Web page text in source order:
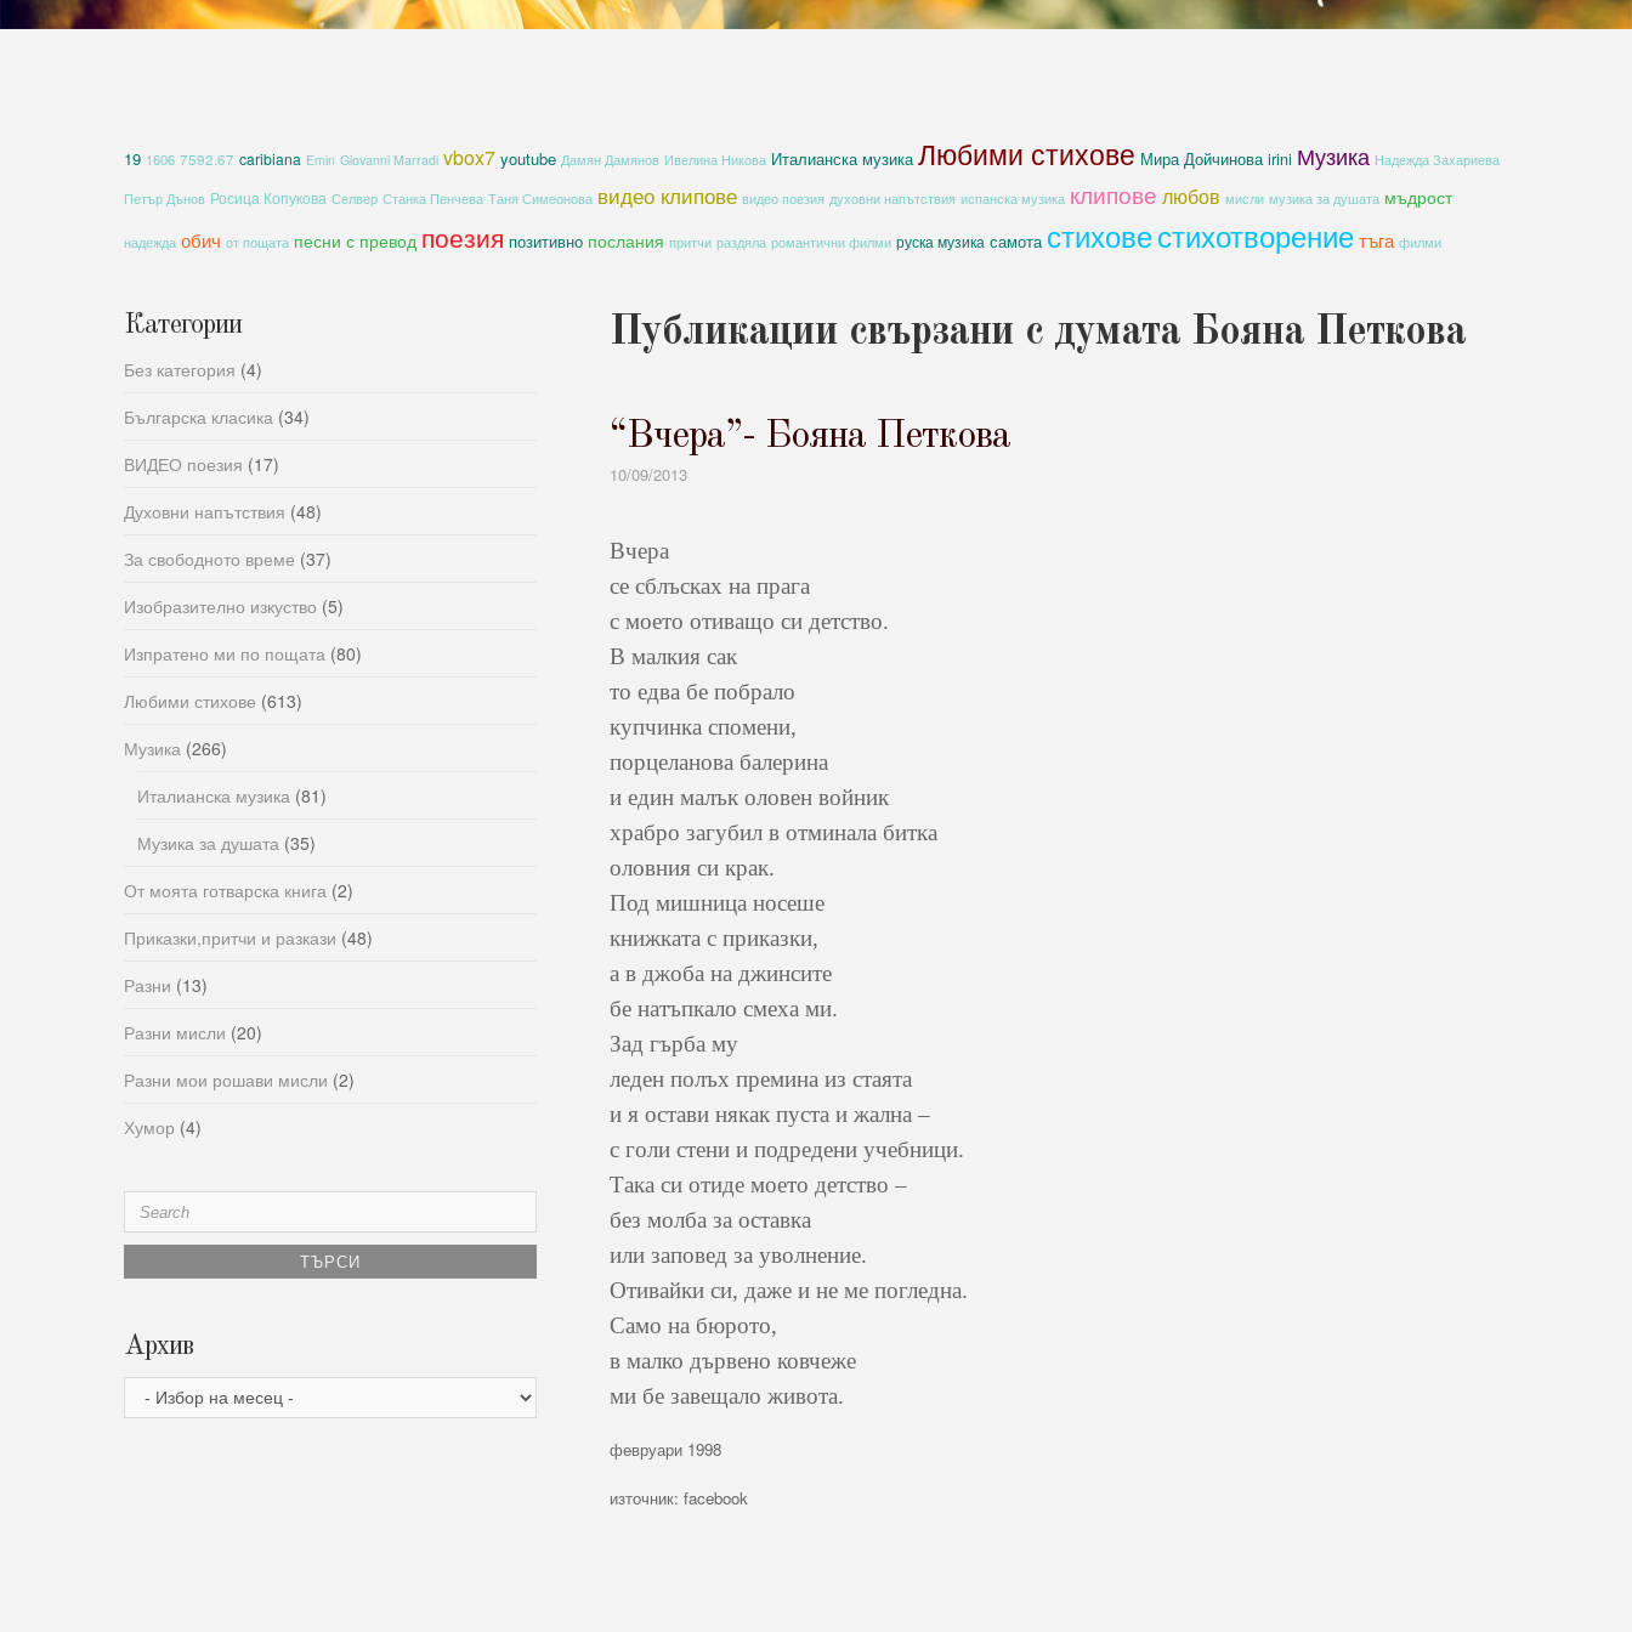
19 1606 7592.67 caribiana Emin Giovanni Marradi vbox7 youtube Дамян Дамянов Ивелина Никова Италианска музика Любими стихове Мира Дойчинова irini Музика Надежда Захариева
Петър Дънов Росица Копукова Селвер Станка Пенчева Таня Симеонова видео клипове видео поезия духовни напътствия испанска музика клипове любов мисли музика за душата мъдрост
надежда обич от пощата песни с превод поезия позитивно послания притчи раздяла романтични филми руска музика самота стиховестихотворениетъга филми
Публикации свързани с думата Бояна Петкова
“Вчера”- Бояна Петкова
10/09/2013
Вчера
се сблъсках на прага
с моето отиващо си детство.
В малкия сак
то едва бе побрало
купчинка спомени,
порцеланова балерина
и един малък оловен войник
храбро загубил в отминала битка
оловния си крак.
Под мишница носеше
книжката с приказки,
а в джоба на джинсите
бе натъпкало смеха ми.
Зад гърба му
леден полъх премина из стаята
и я остави някак пуста и жална –
с голи стени и подредени учебници.
Така си отиде моето детство –
без молба за оставка
или заповед за уволнение.
Отивайки си, даже и не ме погледна.
Само на бюрото,
в малко дървено ковчеже
ми бе завещало живота.
фeвруари 1998
източник: facebook
Категории
Без категория (4)
Българска класика (34)
ВИДЕО поезия (17)
Духовни напътствия (48)
За свободното време (37)
Изобразително изкуство (5)
Изпратено ми по пощата (80)
Любими стихове (613)
Музика (266)
Италианска музика (81)
Музика за душата (35)
От моята готварска книга (2)
Приказки,притчи и разкази (48)
Разни (13)
Разни мисли (20)
Разни мои рошави мисли (2)
Хумор (4)
Search
for:
Архив
Архив